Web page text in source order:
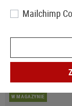
W MAGAZYNIE
Mailchimp